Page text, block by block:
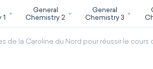
1
General
Chemistry 2
General
Chemistry 3
de la Caroline du Nord pour réussir le cours